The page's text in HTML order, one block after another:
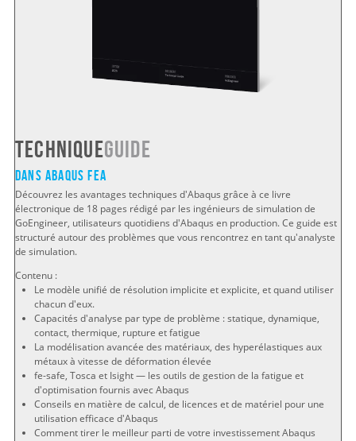
TechniqueGuide
Dans Abaqus FEA
Découvrez les avantages techniques d'Abaqus grâce à ce livre
électronique de 18 pages rédigé par les ingénieurs de simulation de
GoEngineer, utilisateurs quotidiens d'Abaqus en production. Ce guide est
structuré autour des problèmes que vous rencontrez en tant qu'analyste
de simulation.
Contenu :
Le modèle unifié de résolution implicite et explicite, et quand utiliser
chacun d'eux.
Capacités d'analyse par type de problème : statique, dynamique,
contact, thermique, rupture et fatigue
La modélisation avancée des matériaux, des hyperélastiques aux
métaux à vitesse de déformation élevée
fe-safe, Tosca et Isight — les outils de gestion de la fatigue et
d'optimisation fournis avec Abaqus
Conseils en matière de calcul, de licences et de matériel pour une
utilisation efficace d'Abaqus
Comment tirer le meilleur parti de votre investissement Abaqus